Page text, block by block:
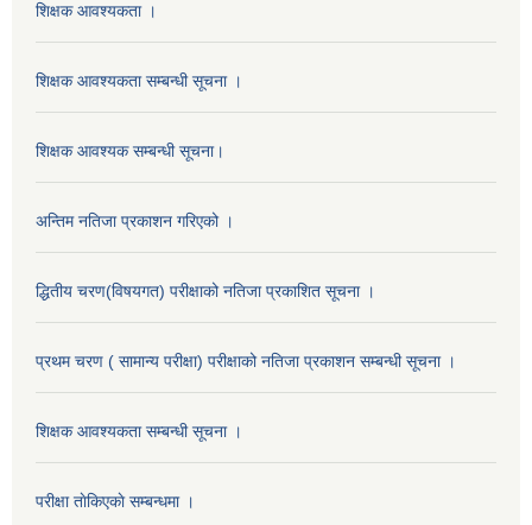
शिक्षक आवश्यकता ।
शिक्षक आवश्यकता सम्बन्धी सूचना ।
शिक्षक आवश्यक सम्बन्धी सूचना।
अन्तिम नतिजा प्रकाशन गरिएको ।
द्धितीय चरण(विषयगत) परीक्षाको नतिजा प्रकाशित सूचना ।
प्रथम चरण ( सामान्य परीक्षा) परीक्षाको नतिजा प्रकाशन सम्बन्धी सूचना ।
शिक्षक आवश्यकता सम्बन्धी सूचना ।
परीक्षा ताेकिएकाे सम्बन्धमा ।